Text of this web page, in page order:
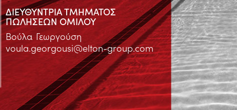
ΔΙΕΥΘΥΝΤΡΙΑ ΤΜΗΜΑΤΟΣ
ΠΩΛΗΣΕΩΝ ΟΜΙΛΟΥ
Βούλα Γεωργούση
voula.georgousi@elton-group.com